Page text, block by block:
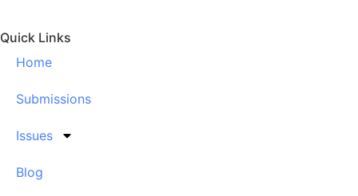
Quick Links
Home
Submissions
Issues
Blog